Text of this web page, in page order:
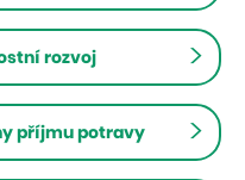
rozvoj
příjmu potravy